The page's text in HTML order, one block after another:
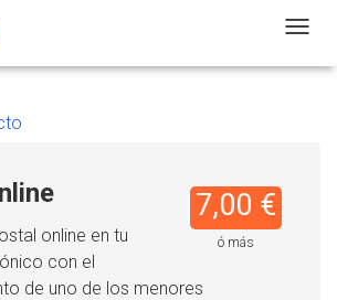
T
7,00 €
ó más
online en tu
con el
de uno de los menores